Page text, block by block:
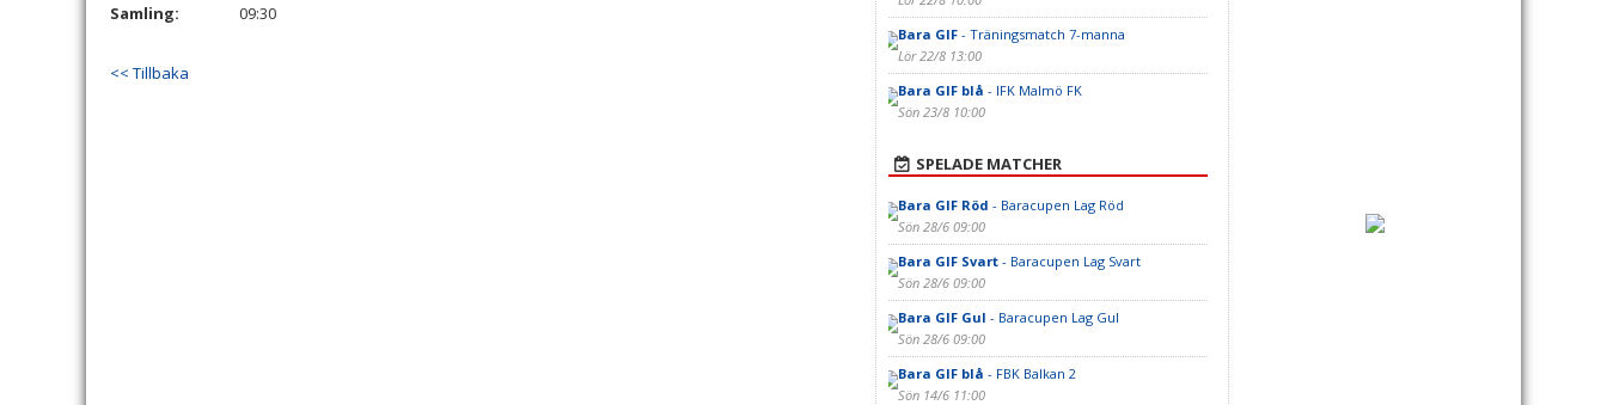
Samling:
09:30
<< Tillbaka
Bara GIF- Träningsmatch 7-manna
Lör 22/8 13:00
Bara GIF blå - IFK Malmö FK
Sön 23/8 10:00
SPELADE MATCHER
Bara GIF Röd - Baracupen Lag Röd
Sön 28/6 09:00
Bara GIF Svart- Baracupen Lag Svart
Sön 28/6 09:00
Bara GIF Gul - Baracupen Lag Gul
Sön 28/6 09:00
Bara GIF blå - FBK Balkan 2
Sön 14/6 11:00